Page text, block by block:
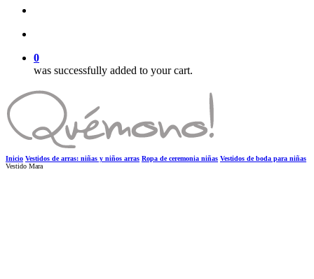
0
was successfully added to your cart.
Inicio Vestidos de arras: niñas y niños arras Ropa de ceremonia niñas Vestidos de boda para niñas
Vestido Mara